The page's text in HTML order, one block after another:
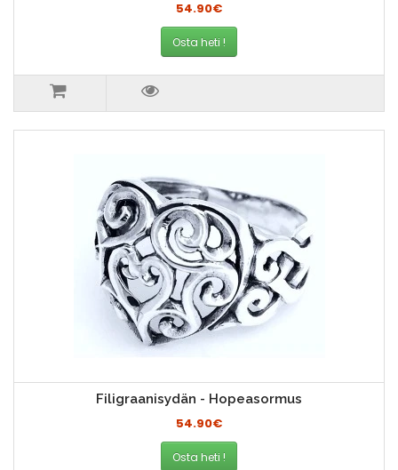
54.90€
Osta heti !
Filigraanisydän - Hopeasormus
54.90€
Osta heti !